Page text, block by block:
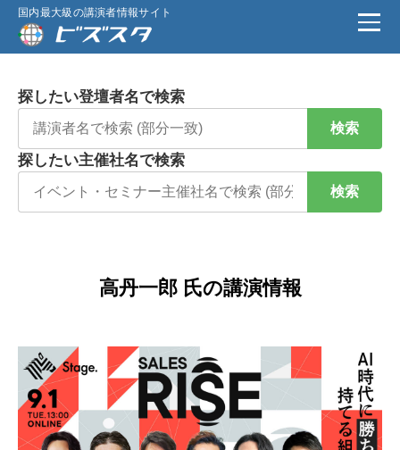
国内最大級の講演者情報サイト
探したい登壇者名で検索
検索
探したい主催社名で検索
検索
高丹一郎 氏の講演情報